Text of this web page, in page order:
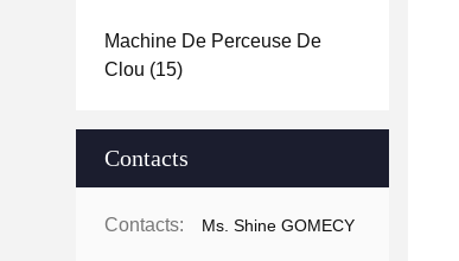
Machine De Perceuse De
Clou (15)
Contacts
Contacts: Ms. Shine GOMECY